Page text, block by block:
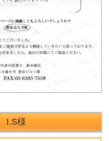
I.S様